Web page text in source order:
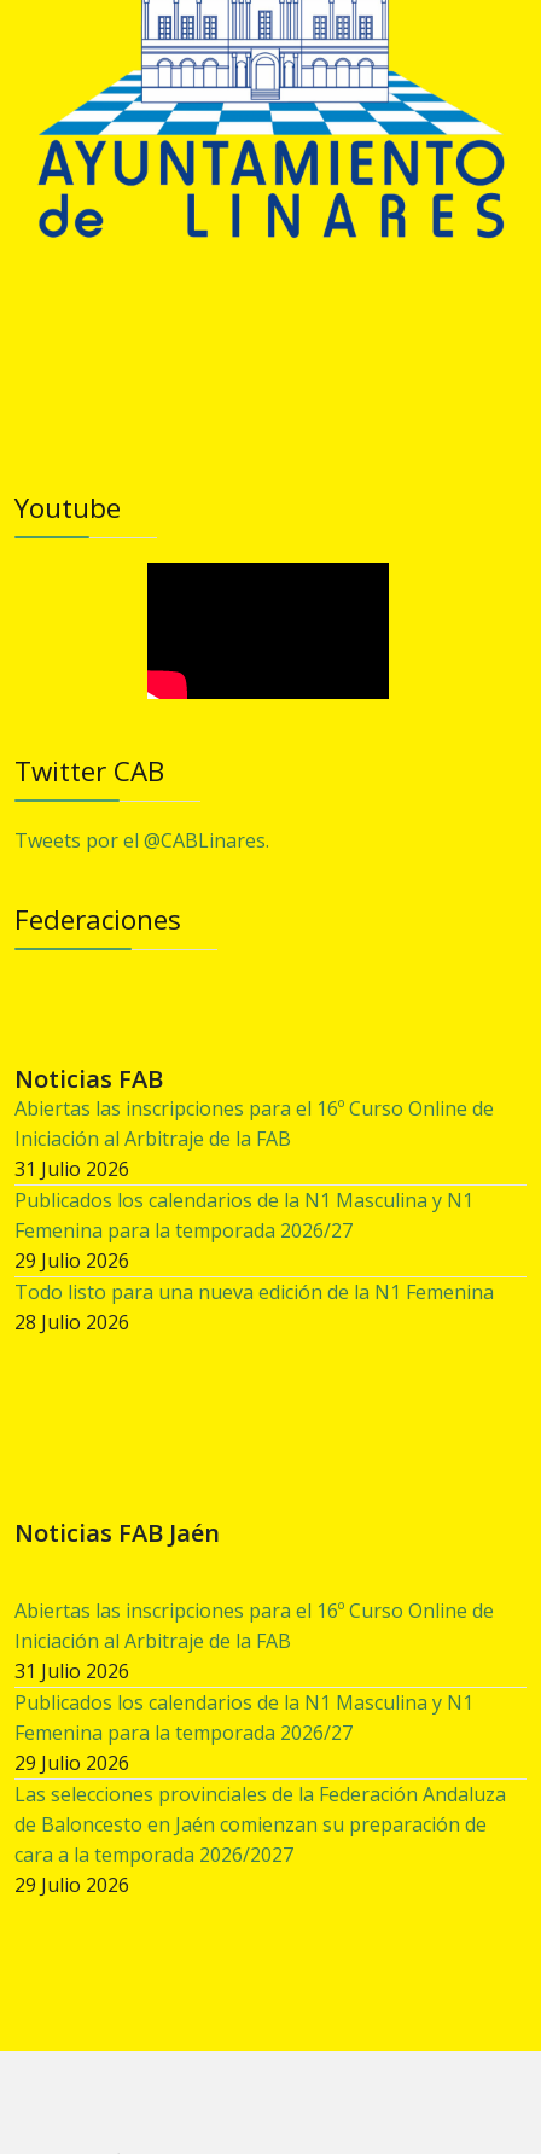
Youtube
Twitter CAB
Tweets por el @CABLinares.
Federaciones
Noticias FAB
Abiertas las inscripciones para el 16º Curso Online de
Iniciación al Arbitraje de la FAB
31 Julio 2026
Publicados los calendarios de la N1 Masculina y N1
Femenina para la temporada 2026/27
29 Julio 2026
Todo listo para una nueva edición de la N1 Femenina
28 Julio 2026
Noticias FAB Jaén
Abiertas las inscripciones para el 16º Curso Online de
Iniciación al Arbitraje de la FAB
31 Julio 2026
Publicados los calendarios de la N1 Masculina y N1
Femenina para la temporada 2026/27
29 Julio 2026
Las selecciones provinciales de la Federación Andaluza
de Baloncesto en Jaén comienzan su preparación de
cara a la temporada 2026/2027
29 Julio 2026